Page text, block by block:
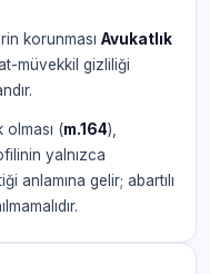
korunması Avukatlık
müvekkil gizliliği
olması (m.164),
yalnızca
anlamına gelir; abartılı